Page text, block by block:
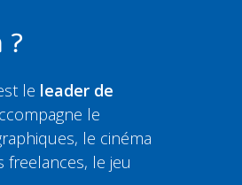
?
le leader de
le
le cinéma
freelances, le jeu